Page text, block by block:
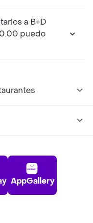
a B+D
puedo
AppGallery